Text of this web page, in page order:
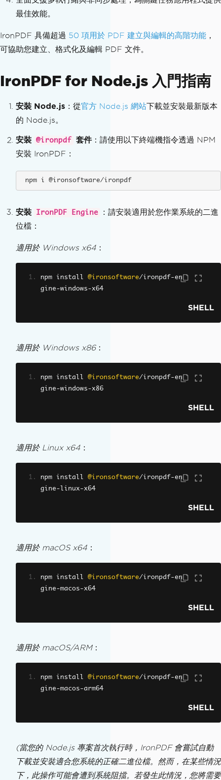
最佳效能。
IronPDF 具備超過 50 項用於 PDF 建立與編輯的高階功能 ，
可協助您建立、格式化及編輯 PDF 文件。
IronPDF for Node.js 入門指南
安裝 Node.js ：從官方 Node.js 網站下載並安裝最新版本
的 Node.js。
安裝 @ironpdf 套件：請使用以下終端機指令透過 NPM
安裝 IronPDF：
npm i @ironsoftware/ironpdf
安裝 IronPDF Engine
：請安裝適用於您作業系統的二進
位檔：
適用於 Windows x64 ：
npm install @ironsoftware/ironpdf-en
gine-windows-x64
SHELL
適用於 Windows x86：
npm install @ironsoftware/ironpdf-en
gine-windows-x86
SHELL
適用於 Linux x64 ：
npm install @ironsoftware/ironpdf-en
gine- linux-x64
SHELL
適用於 macOS x64 ：
npm install @ironsoftware/ironpdf-en
gine-macos-x64
SHELL
適用於 macOS/ARM：
npm install @ironsoftware/ironpdf-en
gine-macos-arm64
SHELL
(當您的 Node.js 專案首次執行時，IronPDF 會嘗試自動
下載並安裝適合您系統的正確二進位檔。然而，在某些情況
下，此操作可能會遭到系統阻擋。若發生此情況，您將需要